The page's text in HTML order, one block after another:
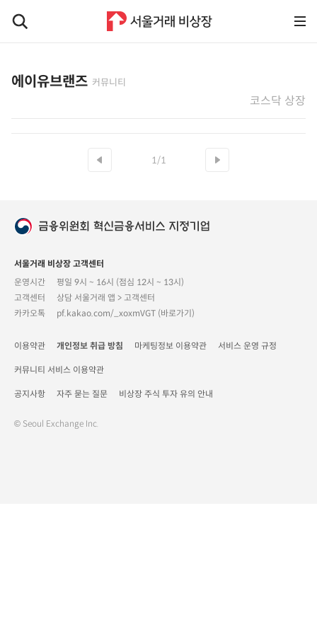
에이유브랜즈 커뮤니티
코스닥 상장
1/1
서울거래 비상장 고객센터
운영시간
평일 9시 ~ 16시 (점심 12시 ~ 13시)
고객센터
상담 서울거래 앱 > 고객센터
카카오톡
pf.kakao.com/_xoxmVGT (바로가기)
이용약관 개인정보 취급 방침 마케팅정보 이용약관 서비스 운영 규정
커뮤니티 서비스 이용약관
공지사항 자주 묻는 질문 비상장 주식 투자 유의 안내
© Seoul Exchange Inc.